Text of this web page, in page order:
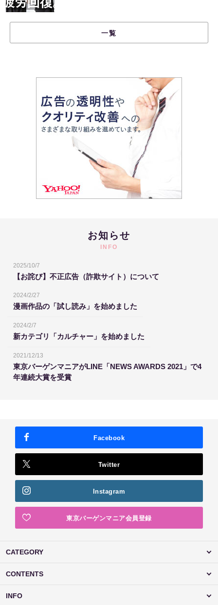
一覧
お知らせ
INFO
2025/10/7
【お詫び】不正広告（詐欺サイト）について
2024/2/27
漫画作品の「試し読み」を始めました
2024/2/7
新カテゴリ「カルチャー」を始めました
2021/12/13
東京バーゲンマニアがLINE「NEWS AWARDS 2021」で4
年連続大賞を受賞
Facebook
Twitter
Instagram
東京バーゲンマニア会員登録
CATEGORY
CONTENTS
INFO